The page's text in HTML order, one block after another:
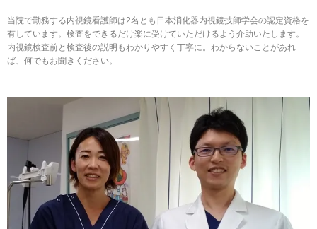
当院で勤務する内視鏡看護師は2名とも日本消化器内視鏡技師学会の認定資格を
有しています。検査をできるだけ楽に受けていただけるよう介助いたします。
内視鏡検査前と検査後の説明もわかりやすく丁寧に。わからないことがあれ
ば、何でもお聞きください。